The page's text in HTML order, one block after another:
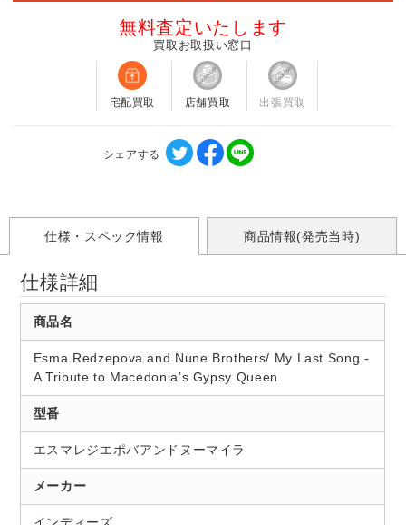
無料査定いたします
買取お取扱い窓口
宅配買取 店舗買取 出張買取
シェアする
仕様・スペック情報 商品情報(発売当時)
仕様詳細
商品名
Esma Redzepova and Nune Brothers/ My Last Song -
A Tribute to Macedonia’s Gypsy Queen
型番
エスマレジエポバアンドヌーマイラ
メーカー